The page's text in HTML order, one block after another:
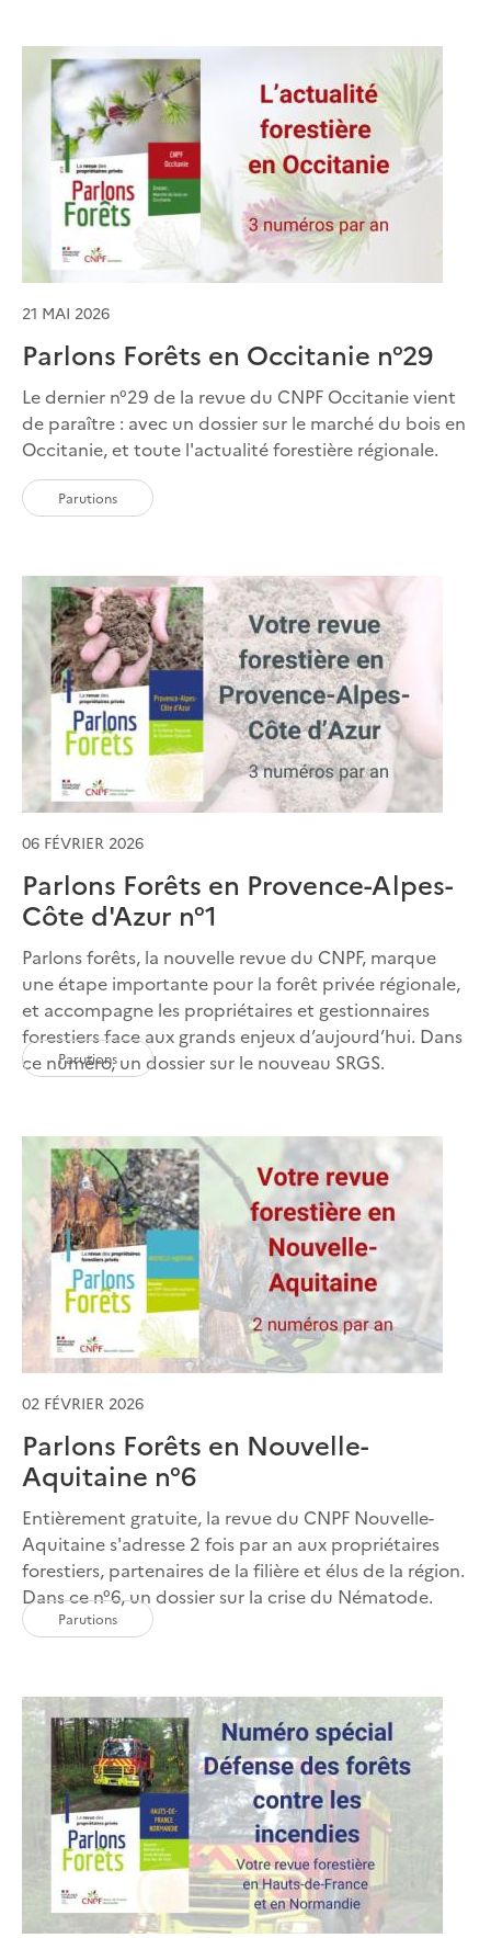
21 MAI 2026
Parlons Forêts en Occitanie n°29
Le dernier n°29 de la revue du CNPF Occitanie vient
de paraître : avec un dossier sur le marché du bois en
Occitanie, et toute l'actualité forestière régionale.
Parutions
06 FÉVRIER 2026
Parlons Forêts en Provence-Alpes-
Côte d'Azur n°1
Parlons forêts, la nouvelle revue du CNPF, marque
une étape importante pour la forêt privée régionale,
et accompagne les propriétaires et gestionnaires
forestiers face aux grands enjeux d’aujourd’hui. Dans
ce numéro, un dossier sur le nouveau SRGS.
Parutions
02 FÉVRIER 2026
Parlons Forêts en Nouvelle-
Aquitaine n°6
Entièrement gratuite, la revue du CNPF Nouvelle-
Aquitaine s'adresse 2 fois par an aux propriétaires
forestiers, partenaires de la filière et élus de la région.
Dans ce n°6, un dossier sur la crise du Nématode.
Parutions